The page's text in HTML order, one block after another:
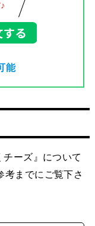
能
ーズ』について
考までにご覧下さ